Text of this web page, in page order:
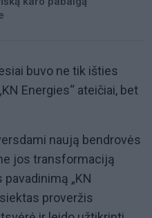
buvo ne tik išties
Energies“ ateičiai, bet
naują bendrovės
jos transformaciją
„KN
proveržis